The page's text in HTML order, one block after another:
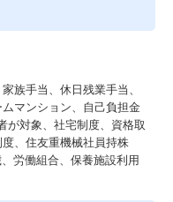
族手当、休日残業手当、
マンション、自己負担金
対象、社宅制度、資格取
、住友重機械社員持株
労働組合、保養施設利用